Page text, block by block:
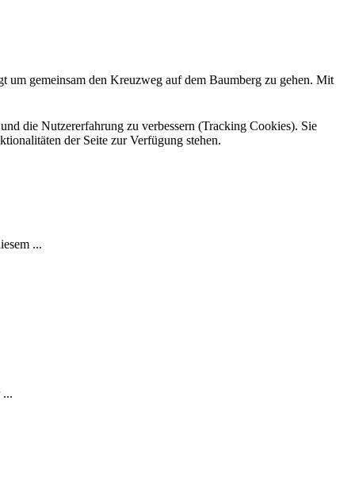
gemeinsam den Kreuzweg auf dem Baumberg zu gehen. Mit
...
...
die Nutzererfahrung zu verbessern (Tracking Cookies). Sie
der Seite zur Verfügung stehen.